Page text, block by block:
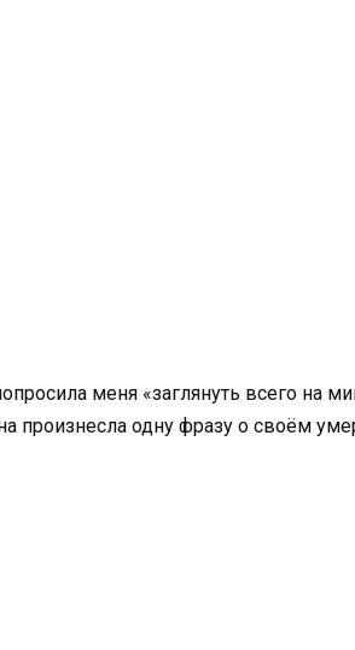
меня «заглянуть всего на
произнесла одну фразу о своём